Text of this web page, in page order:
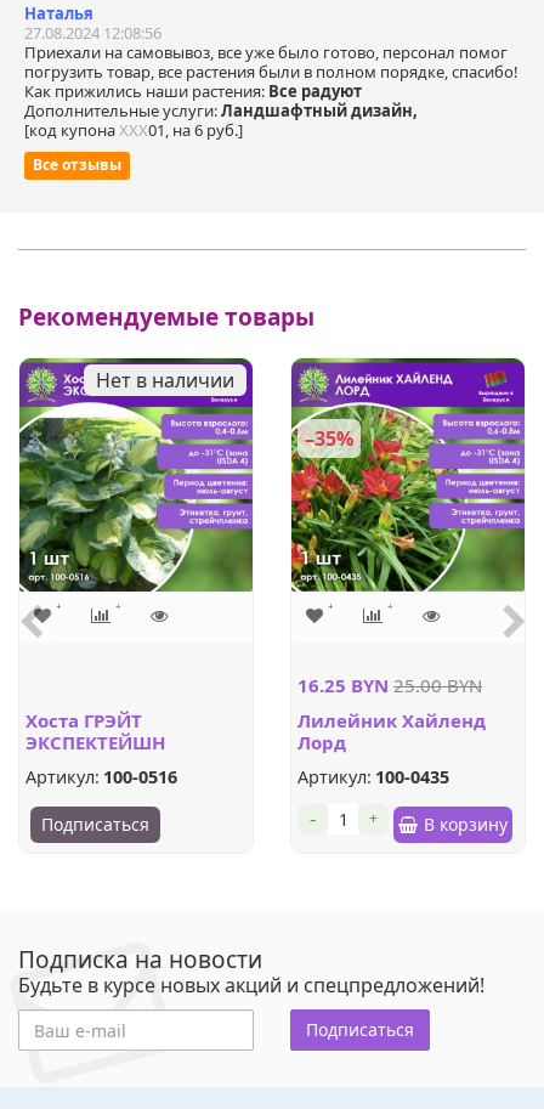
Наталья
27.08.2024 12:08:56
Приехали на самовывоз, все уже было готово, персонал помог
погрузить товар, все растения были в полном порядке, спасибо!
Как прижились наши растения: Все радуют
Дополнительные услуги:Ландшафтный дизайн,
[код купонаХХХ01, на 6 руб.]
Все отзывы
Рекомендуемые товары
Нет в наличии
Хоста ГРЭЙТ
ЭКСПЕКТЕЙШН
Артикул: 100-0516
Подписаться
–35%
16.25 BYN 25.00 BYN
Лилейник Хайленд
Лорд
Артикул: 100-0435
+
- В корзину
Подписка на новости
Будьте в курсе новых акций и спецпредложений!
Подписаться